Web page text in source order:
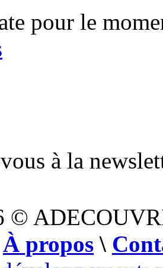
pour le
à la
©
À propos \